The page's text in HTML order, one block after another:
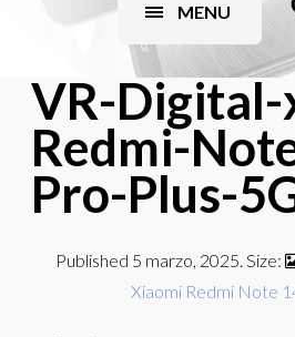
MENU
VR-
Redmi-
Pro-Plus-
Published 5 marzo, 2025. Size:
Xiaomi Redmi Note